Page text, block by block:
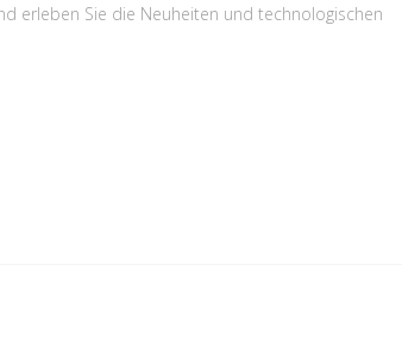
erleben Sie die Neuheiten und technologischen